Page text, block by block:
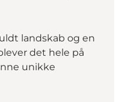
landskab og en
det hele på
unikke